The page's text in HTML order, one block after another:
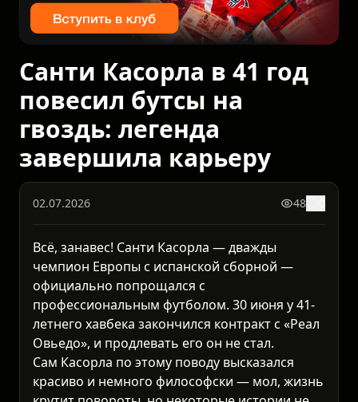
Санти Касорла в 41 год
повесил бутсы на
гвоздь: легенда
завершила карьеру
02.07.2026 48
Всё, занавес! Санти Касорла — дважды
чемпион Европы с испанской сборной —
официально попрощался с
профессиональным футболом. 30 июня у 41-
летнего хавбека закончился контракт с «Реал
Овьедо», и продлевать его он не стал.
Сам Касорла по этому поводу высказался
красиво и немного философски — мол, жизнь